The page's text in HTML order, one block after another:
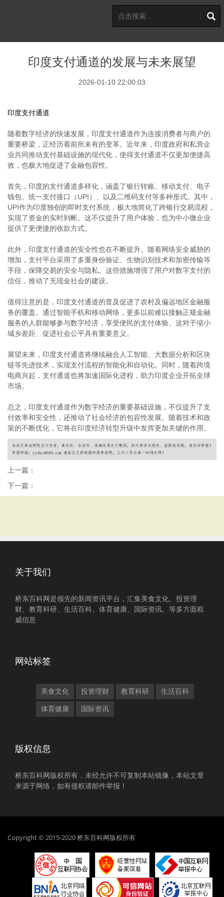
印度支付通道的发展与未来展望
2026-01-10 22:00:03
印度支付通道
随着数字经济的快速发展，印度支付通道作为连接消费者与商户的
重要桥梁，正经历着前所未有的变革。近年来，印度政府和私营企
业共同推动支付基础设施的现代化，使得支付通道不仅更加便捷高
效，也极大地促进了金融包容性。
首先，印度的支付通道多样化，涵盖了银行转账、移动支付、电子
钱包、统一支付接口（UPI）、以及二维码支付等多种形式。其中，
UPI作为印度独创的即时支付系统，极大地简化了跨银行交易流程，
实现了资金的实时到帐。这不仅提升了用户体验，也为中小微企业
提供了更便捷的收款方式。
此外，印度支付通道的安全性也在不断提升。随着网络安全威胁的
增加，支付平台采用了多重身份验证、生物识别技术和加密传输等
手段，保障交易的安全与隐私。这些措施增强了用户对数字支付的
信任，推动了无现金社会的建设。
值得注意的是，印度支付通道的普及促进了农村及偏远地区金融服
务的覆盖。通过智能手机和移动网络，更多以前难以接触正规金融
服务的人群能够参与数字经济，享受便民的支付体验。这对于缩小
城乡差距、促进社会公平具有重要意义。
展望未来，印度支付通道将继续融合人工智能、大数据分析和区块
链等先进技术，实现支付流程的智能化和自动化。同时，随着跨境
电商兴起，支付通道也将加速国际化进程，助力印度企业开拓全球
市场。
总之，印度支付通道作为数字经济的重要基础设施，不仅提升了支
付效率和安全性，还推动了社会经济的包容性发展。随着技术和政
策的不断优化，它将在印度经济转型升级中发挥更加关键的作用。
上一篇：
下一篇：
关于我们
桥东百科网是领先的新闻资讯平台，汇集美食文化、投资理
财、教育科研、生活百科、体育健康、国际资讯、等多方面权
威信息
网站标签
美食文化 投资理财 教育科研 生活百科
体育健康 国际资讯
版权信息
桥东百科网版权所有，未经允许不可复制本站镜像，本站文章
来源于网络，如有侵权请邮件举报！
Copyright © 2015-2020 桥东百科网版权所有